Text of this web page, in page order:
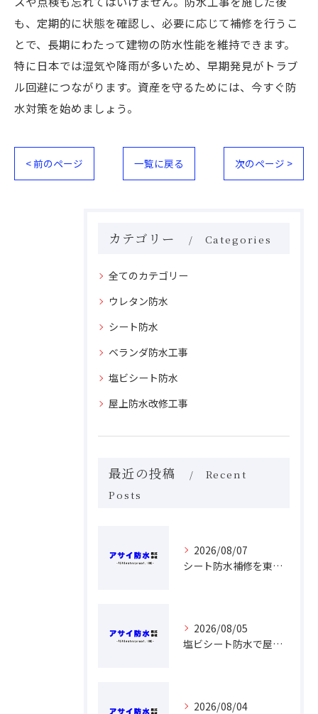
も、定期的に状態を確認し、必要に応じて補修を行うこ
とで、長期にわたって建物の防水性能を維持できます。
特に日本では湿気や降雨が多いため、早期発見がトラブ
ル回避につながります。資産を守るためには、今すぐ防
水対策を始めましょう。
< 前のページ 一覧に戻る 次のページ >
カテゴリー Categories
全てのカテゴリー
ウレタン防水
シート防水
ベランダ防水工事
塩ビシート防水
屋上防水改修工事
最近の投稿
Recent
Posts
2026/08/07
シート防水補修を東京都目黒区で賢く進める具体的な費用と業者選びのコツ
2026/08/05
塩ビシート防水で屋上の耐久性を高める東京都目黒区マンション向け費用と工法完全ガイド
2026/08/04